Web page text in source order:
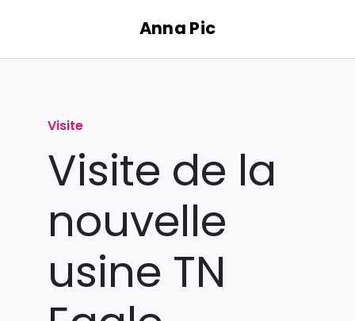
contenu
Anna Pic
Visite
Visite de la
nouvelle
usine TN